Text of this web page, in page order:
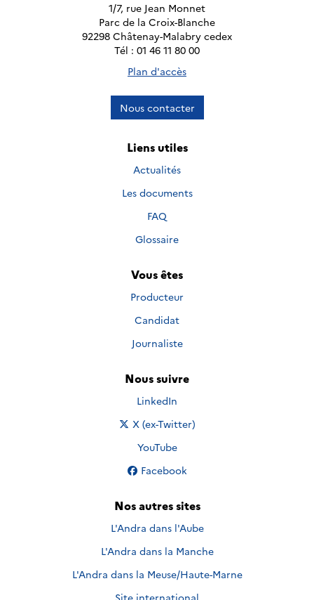
1/7, rue Jean Monnet
Parc de la Croix-Blanche
92298 Châtenay-Malabry cedex
Tél : 01 46 11 80 00
Plan d'accès
Nous contacter
Liens utiles
Actualités
Les documents
FAQ
Glossaire
Vous êtes
Producteur
Candidat
Journaliste
Nous suivre
Nous suivre sur
LinkedIn
Nous suivre sur
X (ex-Twitter)
Nous suivre sur
YouTube
Nous suivre sur
Facebook
Nos autres sites
L'Andra dans l'Aube
L'Andra dans la Manche
L'Andra dans la Meuse/Haute-Marne